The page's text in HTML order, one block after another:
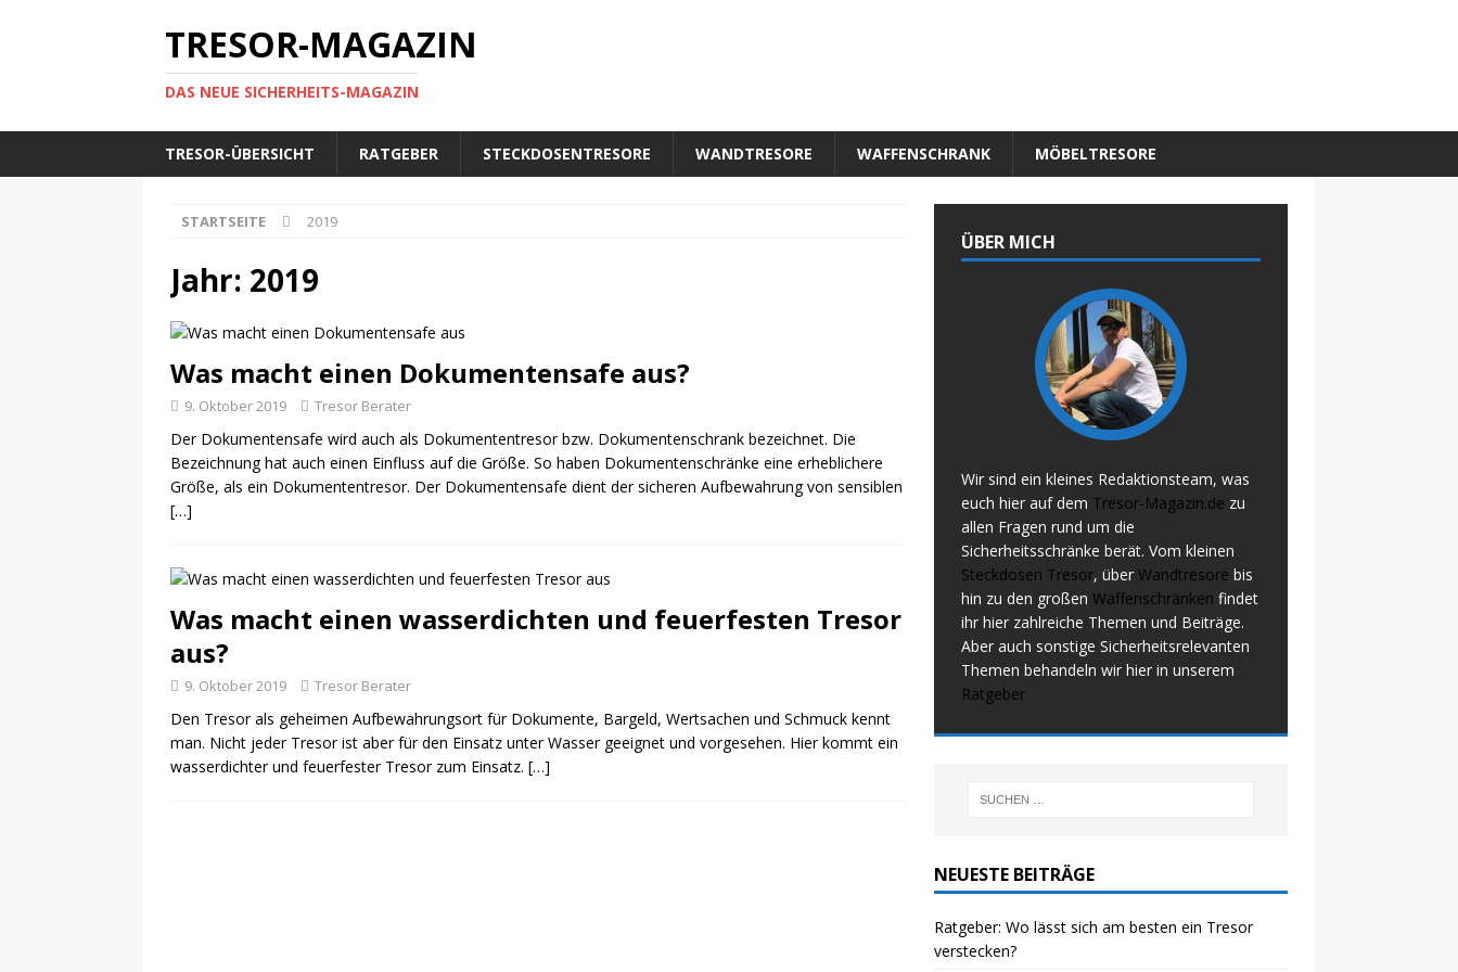
TRESOR-MAGAZIN
DAS NEUE SICHERHEITS-MAGAZIN
TRESOR-ÜBERSICHT RATGEBER STECKDOSENTRESORE WANDTRESORE WAFFENSCHRANK MÖBELTRESORE
STARTSEITE 2019
Jahr: 2019
Was macht einen Dokumentensafe aus?
9. Oktober 2019 Tresor Berater
Der Dokumentensafe wird auch als Dokumententresor bzw. Dokumentenschrank bezeichnet. Die
Bezeichnung hat auch einen Einfluss auf die Größe. So haben Dokumentenschränke eine erheblichere
Größe, als ein Dokumententresor. Der Dokumentensafe dient der sicheren Aufbewahrung von sensiblen
[…]
Was macht einen wasserdichten und feuerfesten Tresor
aus?
9. Oktober 2019 Tresor Berater
Den Tresor als geheimen Aufbewahrungsort für Dokumente, Bargeld, Wertsachen und Schmuck kennt
man. Nicht jeder Tresor ist aber für den Einsatz unter Wasser geeignet und vorgesehen. Hier kommt ein
wasserdichter und feuerfester Tresor zum Einsatz. […]
ÜBER MICH
Wir sind ein kleines Redaktionsteam, was
euch hier auf dem Tresor-Magazin.de zu
allen Fragen rund um die
Sicherheitsschränke berät. Vom kleinen
Steckdosen Tresor, über Wandtresore bis
hin zu den großen Waffenschränken findet
ihr hier zahlreiche Themen und Beiträge.
Aber auch sonstige Sicherheitsrelevanten
Themen behandeln wir hier in unserem
Ratgeber
NEUESTE BEITRÄGE
Ratgeber: Wo lässt sich am besten ein Tresor
verstecken?